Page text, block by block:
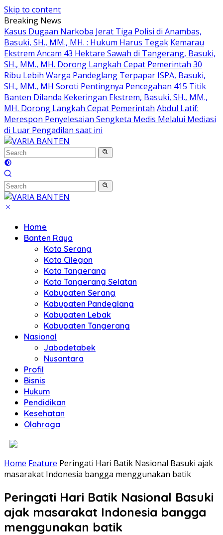
Skip to content
Breaking News
Kasus Dugaan Narkoba Jerat Tiga Polisi di Anambas,
Basuki, SH., MM., MH. : Hukum Harus Tegak Kemarau
Ekstrem Ancam 43 Hektare Sawah di Tangerang, Basuki,
SH., MM., MH. Dorong Langkah Cepat Pemerintah 30
Ribu Lebih Warga Pandeglang Terpapar ISPA, Basuki,
SH., MM., MH Soroti Pentingnya Pencegahan 415 Titik
Banten Dilanda Kekeringan Ekstrem, Basuki, SH., MM.,
MH. Dorong Langkah Cepat Pemerintah Abdul Latif:
Merespon Penyelesaian Sengketa Medis Melalui Mediasi
di Luar Pengadilan saat ini
Home
Banten Raya
Kota Serang
Kota Cilegon
Kota Tangerang
Kota Tangerang Selatan
Kabupaten Serang
Kabupaten Pandeglang
Kabupaten Lebak
Kabupaten Tangerang
Nasional
Jabodetabek
Nusantara
Profil
Bisnis
Hukum
Pendidikan
Kesehatan
Olahraga
Home Feature Peringati Hari Batik Nasional Basuki ajak
masarakat Indonesia bangga menggunakan batik
Peringati Hari Batik Nasional Basuki
ajak masarakat Indonesia bangga
menggunakan batik